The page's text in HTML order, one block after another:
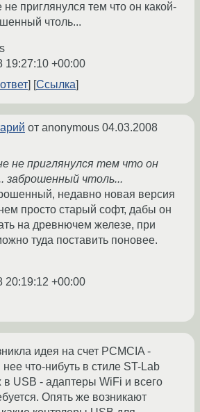
приглянулся тем что он какой-
чтоль...
19:27:10 +00:00
Ссылка
от anonymous 04.03.2008
не приглянулся тем что он
заброшенный чтоль...
недавно новая версия
просто старый софт, дабы он
на древнючем железе, при
туда поставить поновее.
20:19:12 +00:00
идея на счет PCMCIA -
нее что-нибуть в стиле ST-Lab
в USB - адаптеры WiFi и всего
Опять же возникают